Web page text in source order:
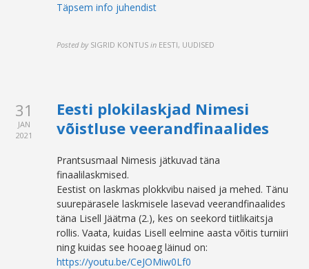
Täpsem info juhendist
Posted by SIGRID KONTUS in EESTI, UUDISED
31
JAN
2021
Eesti plokilaskjad Nimesi
võistluse veerandfinaalides
Prantsusmaal Nimesis jätkuvad täna
finaalilaskmised.
Eestist on laskmas plokkvibu naised ja mehed. Tänu
suurepärasele laskmisele lasevad veerandfinaalides
täna Lisell Jäätma (2.), kes on seekord tiitlikaitsja
rollis. Vaata, kuidas Lisell eelmine aasta võitis turniiri
ning kuidas see hooaeg läinud on:
https://youtu.be/CeJOMiw0Lf0